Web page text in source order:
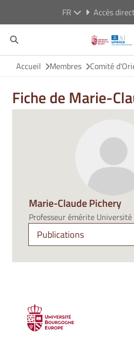
FR Accès
Accueil Membres Comité
Fiche de Marie-
Marie-Claude Pichery
Professeur émérite
Publications